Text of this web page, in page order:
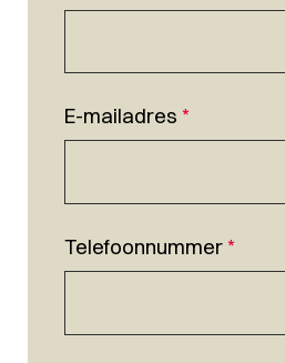
E-mailadres *
Telefoonnummer*